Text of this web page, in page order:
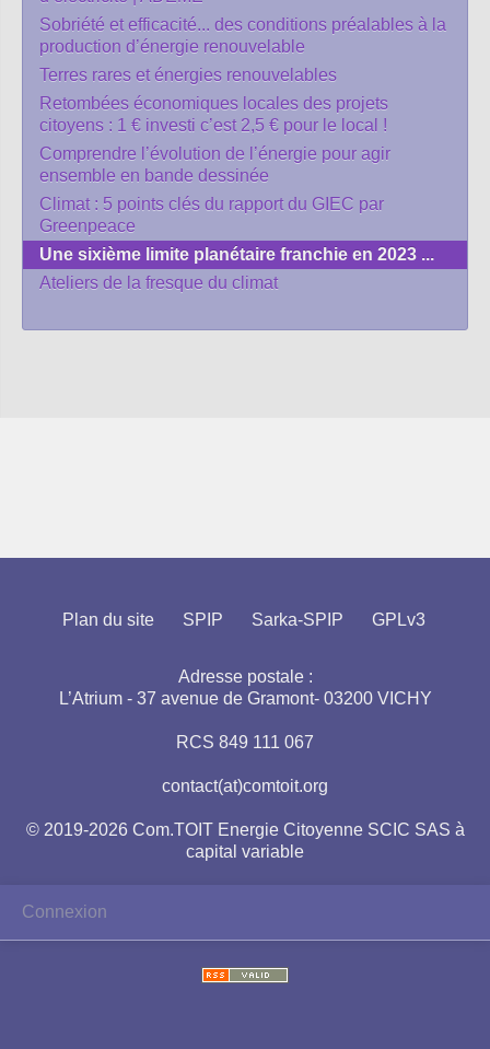
Sobriété et efficacité... des conditions préalables à la
production d’énergie renouvelable
Terres rares et énergies renouvelables
Retombées économiques locales des projets
citoyens : 1 € investi c’est 2,5 € pour le local !
Comprendre l’évolution de l’énergie pour agir
ensemble en bande dessinée
Climat : 5 points clés du rapport du GIEC par
Greenpeace
Une sixième limite planétaire franchie en 2023 ...
Ateliers de la fresque du climat
Plan du site SPIP Sarka-SPIP GPLv3
Adresse postale :
L’Atrium - 37 avenue de Gramont- 03200 VICHY
RCS 849 111 067
contact(at)comtoit.org
© 2019-2026 Com.TOIT Energie Citoyenne SCIC SAS à
capital variable
Connexion